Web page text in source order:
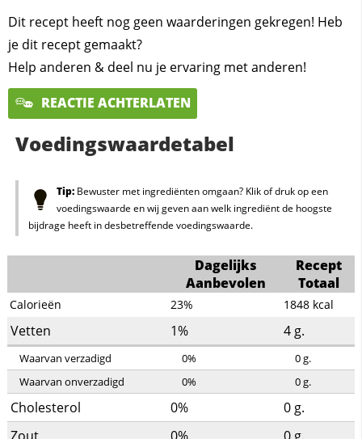
Dit recept heeft nog geen waarderingen gekregen! Heb
je dit recept gemaakt?
Help anderen & deel nu je ervaring met anderen!
REACTIE ACHTERLATEN
Voedingswaardetabel
Tip:Bewuster met ingrediënten omgaan? Klik of druk op een
voedingswaarde en wij geven aan welk ingrediënt de hoogste
bijdrage heeft in desbetreffende voedingswaarde.
Dagelijks
Aanbevolen
Recept
Totaal
Calorieën 23% 1848 kcal
Vetten 1% 4 g.
Waarvan verzadigd 0% 0g.
Waarvan onverzadigd
0% 0g.
Cholesterol 0% 0 g.